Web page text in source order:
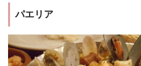
パエリア